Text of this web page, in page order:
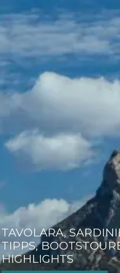
TAVOLARA,
TIPPS,
HIGHLIGHTS